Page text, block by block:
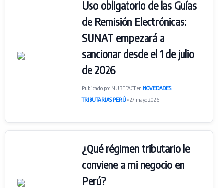
Uso obligatorio de las Guías
de Remisión Electrónicas:
SUNAT empezará a
sancionar desde el 1 de julio
de 2026
Publicado por NUBEFACT en NOVEDADES
TRIBUTARIAS PERÚ • 27 mayo 2026
¿Qué régimen tributario le
conviene a mi negocio en
Perú?